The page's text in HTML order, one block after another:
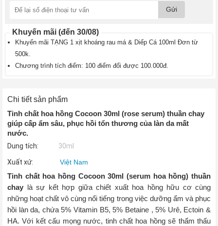
đẹp
Bách
hóa
Online
Bánh
Gửi
Khuyến mãi (đến 30/08)
Khuyến mãi TẶNG 1 xịt khoáng rau má & Diếp Cá 100ml Đơn từ
500k.
Chương trình tích điểm: 100 điểm đổi được 100.000đ.
Chi tiết sản phẩm
Tinh chất hoa hồng Cocoon 30ml (rose serum) thuần chay
giúp cấp ẩm sâu, phục hồi tổn thương của làn da mất
nước.
Dung tích: 30ml
Xuất xứ: Việt Nam
Tinh chất hoa hồng Cocoon 30ml (serum hoa hồng) thuần
chay là sự kết hợp giữa chiết xuất hoa hồng hữu cơ cùng
những hoạt chất vô cùng nổi tiếng trong việc dưỡng ẩm và phục
hồi làn da, chứa 5% Vitamin B5, 5% Betaine , 5% Urê, Ectoin &
HA.Với kết cấu mọng nước, tinh chất hoa hồng sẽ thẩm thấu